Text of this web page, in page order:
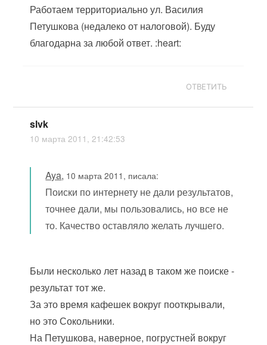
Работаем территориально ул. Василия
Петушкова (недалеко от налоговой). Буду
благодарна за любой ответ. :heart:
ОТВЕТИТЬ
slvk
10 марта 2011, 21:42:53
Aya, 10 марта 2011, писала:
Поиски по интернету не дали результатов,
точнее дали, мы пользовались, но все не
то. Качество оставляло желать лучшего.
Были несколько лет назад в таком же поиске -
результат тот же.
За это время кафешек вокруг пооткрывали,
но это Сокольники.
На Петушкова, наверное, погрустней вокруг